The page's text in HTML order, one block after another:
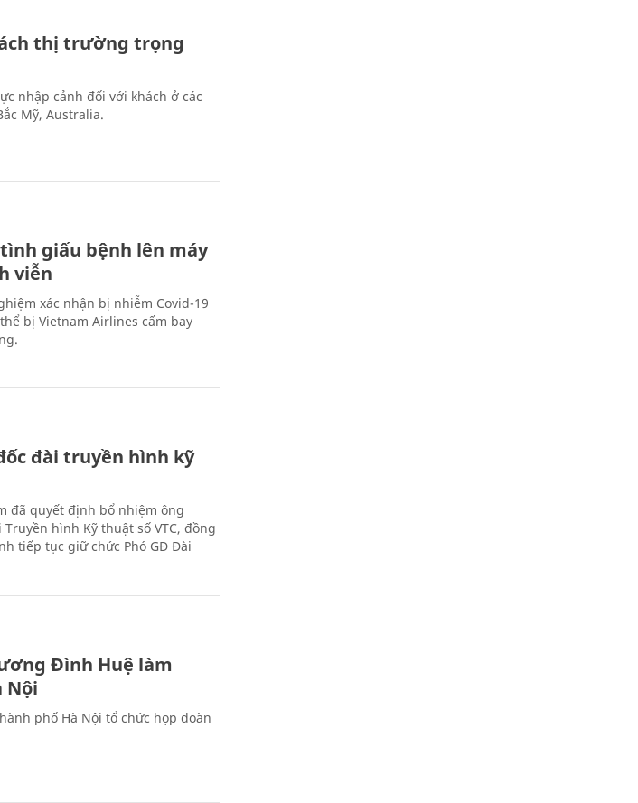
thị trường trọng
nhập cảnh đối với khách ở các
Mỹ, Australia.
giấu bệnh lên máy
viễn
xác nhận bị nhiễm Covid-19
bị Vietnam Airlines cấm bay
đài truyền hình kỹ
đã quyết định bổ nhiệm ông
hình Kỹ thuật số VTC, đồng
tiếp tục giữ chức Phó GĐ Đài
Đình Huệ làm
Nội
phố Hà Nội tổ chức họp đoàn